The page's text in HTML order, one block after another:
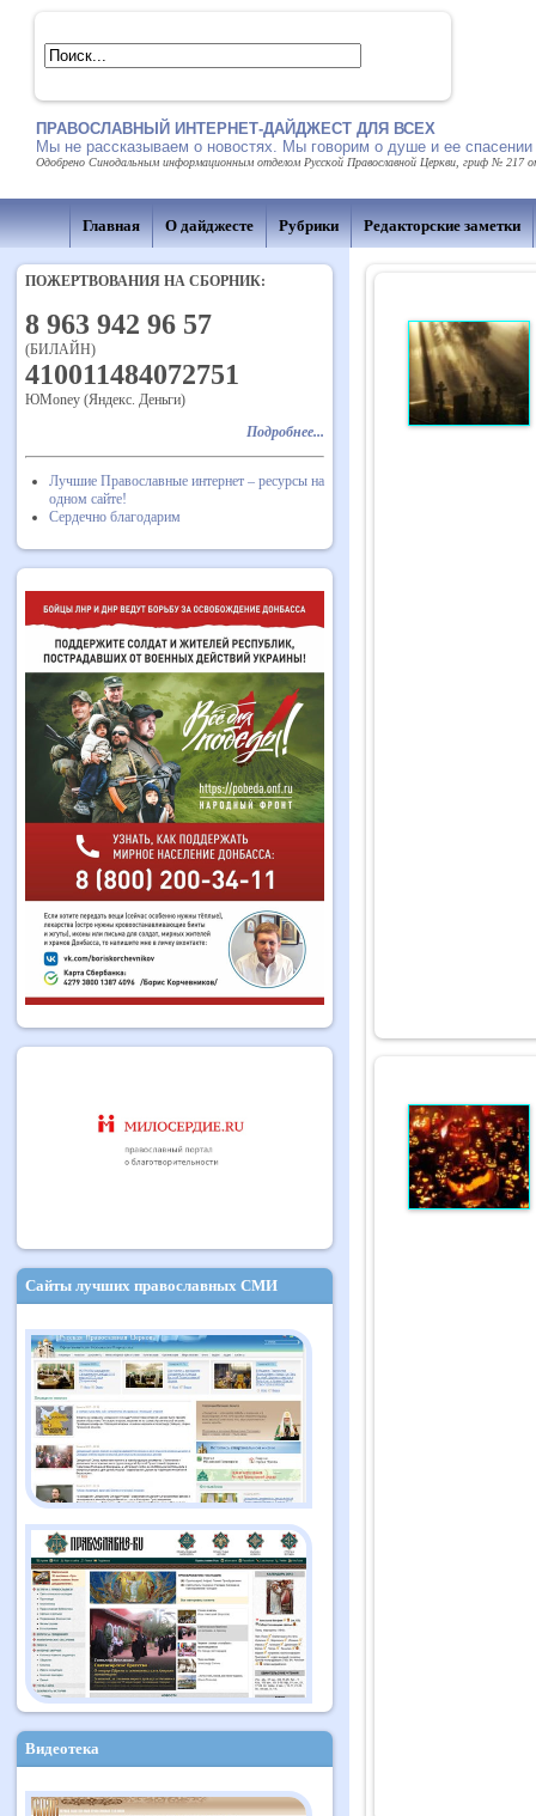
ПРАВОСЛАВНЫЙ ИНТЕРНЕТ-ДАЙДЖЕСТ ДЛЯ ВСЕХ
Мы не рассказываем о новостях. Мы говорим о душе и ее спасении
Одобрено Синодальным информационным отделом Русской Православной Церкви, гриф № 217
Главная О дайджесте Рубрики Редакторские заметки
ПОЖЕРТВОВАНИЯ НА СБОРНИК:
8 963 942 96 57
(БИЛАЙН)
410011484072751
ЮMoney (Яндекс. Деньги)
Подробнее...
Лучшие Православные интернет – ресурсы на
одном сайте!
Сердечно благодарим
Сайты лучших православных СМИ
Видеотека